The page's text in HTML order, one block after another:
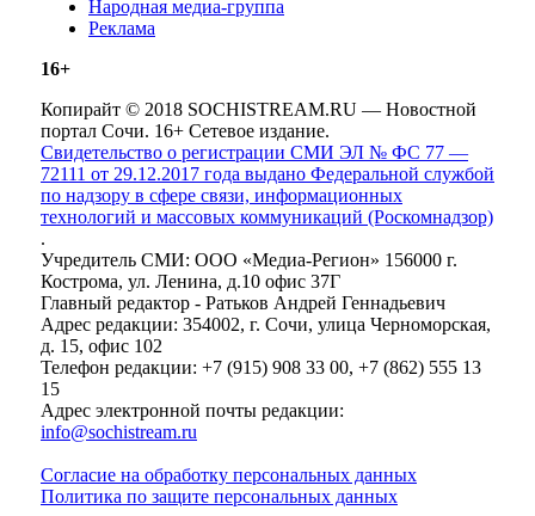
Народная медиа-группа
Реклама
16+
Копирайт © 2018 SOCHISTREAM.RU — Новостной
портал Сочи. 16+ Сетевое издание.
Свидетельство о регистрации СМИ ЭЛ № ФС 77 —
72111 от 29.12.2017 года выдано Федеральной службой
по надзору в сфере связи, информационных
технологий и массовых коммуникаций (Роскомнадзор)
.
Учредитель СМИ: ООО «Медиа-Регион» 156000 г.
Кострома, ул. Ленина, д.10 офис 37Г
Главный редактор - Ратьков Андрей Геннадьевич
Адрес редакции: 354002, г. Сочи, улица Черноморская,
д. 15, офис 102
Телефон редакции: +7 (915) 908 33 00, +7 (862) 555 13
15
Адрес электронной почты редакции:
info@sochistream.ru
Согласие на обработку персональных данных
Политика по защите персональных данных